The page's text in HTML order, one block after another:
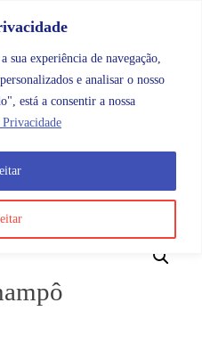
experiência de navegação,
e analisar o nosso
está a consentir a nossa